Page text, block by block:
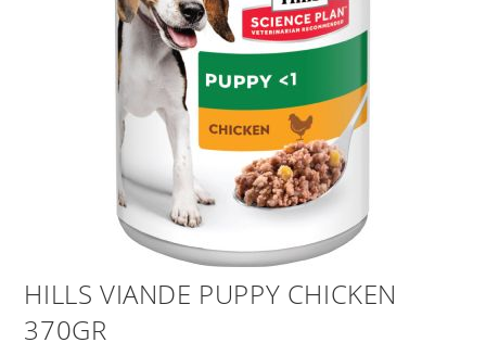
HILLS VIANDE PUPPY CHICKEN
370GR